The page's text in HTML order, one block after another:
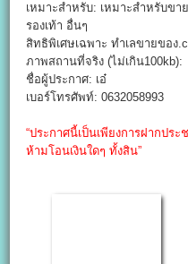
เหมาะสำหรับ: เหมาะสำหรับขา
รองเท้า อื่นๆ
สิทธิพิเศษเฉพาะ ทำเลขายของ
ภาพสถานที่จริง (ไม่เกิน100kb):
ชื่อผู้ประกาศ: เอ๋
เบอร์โทรศัพท์: 0632058993
“ประกาศนี้เป็นเพียงการฝากป
ห้ามโอนเงินใดๆ ทั้งสิน”